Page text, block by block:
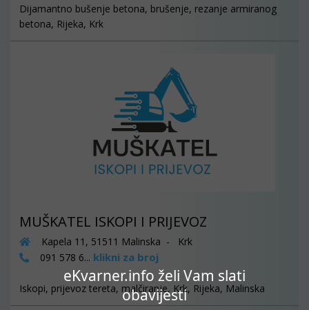
eKvarner.info želi Vam slati
obavijesti
Dijamantno bušenje betona, brušenje, rezanje armiranog
betona, Rijeka, Krk
MUŠKATEL ISKOPI I PRIJEVOZ
Kapela 11, 51511 Malinska - Krk
091 578 6... klikni za broj
Iskopi, prijevoz tereta, malčiranje, Krk, Rijeka, Malinska